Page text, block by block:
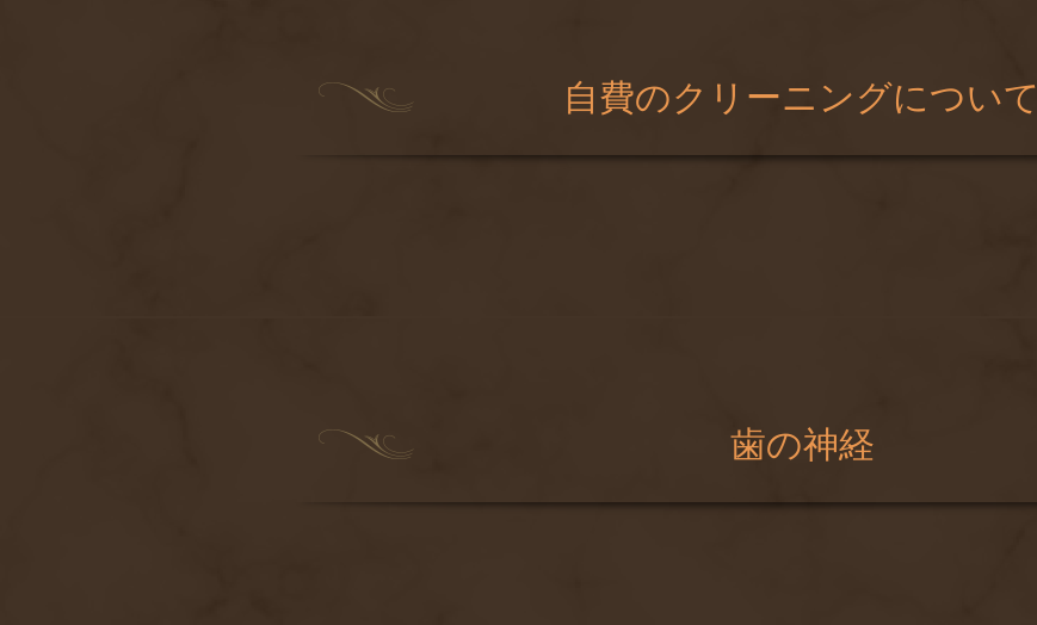
自費のクリーニングについて
歯の神経